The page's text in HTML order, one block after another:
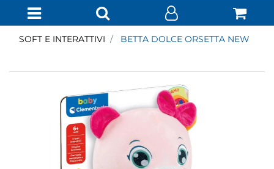
Open menu
SOFT E INTERATTIVI BETTA DOLCE ORSETTA NEW